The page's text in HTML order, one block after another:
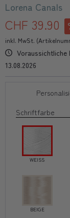
Lorena Canals
CHF 39.90
inkl. MwSt.
Voraussichtliche
13.08.2026
Schriftfarbe
WEISS
BEIGE